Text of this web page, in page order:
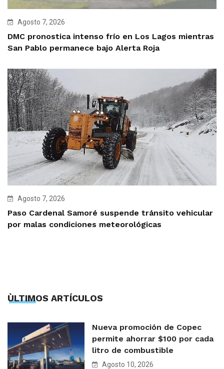
Agosto 7, 2026
DMC pronostica intenso frío en Los Lagos mientras
San Pablo permanece bajo Alerta Roja
Agosto 7, 2026
Paso Cardenal Samoré suspende tránsito vehicular
por malas condiciones meteorológicas
ÙLTIMOS ARTÍCULOS
Nueva promoción de Copec
permite ahorrar $100 por cada
litro de combustible
Agosto 10, 2026